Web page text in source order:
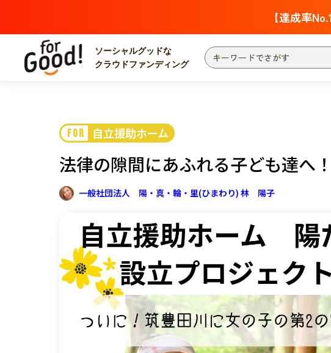
【達成率
ソーシャルグッドな
クラウドファンディング
カテゴリーからさがす
災害
社会貢献
地域からさがす 北海道・東北
中部 新潟 富
近畿 三重 滋賀
中国 鳥取 島
四国 徳島 香
九州・沖縄 福岡 佐
FOR 自立援助ホーム
法律の隙間にあふれる子ども達へ
一般社団法人 陽・真・輪・里(ひまわり) 林 陽子